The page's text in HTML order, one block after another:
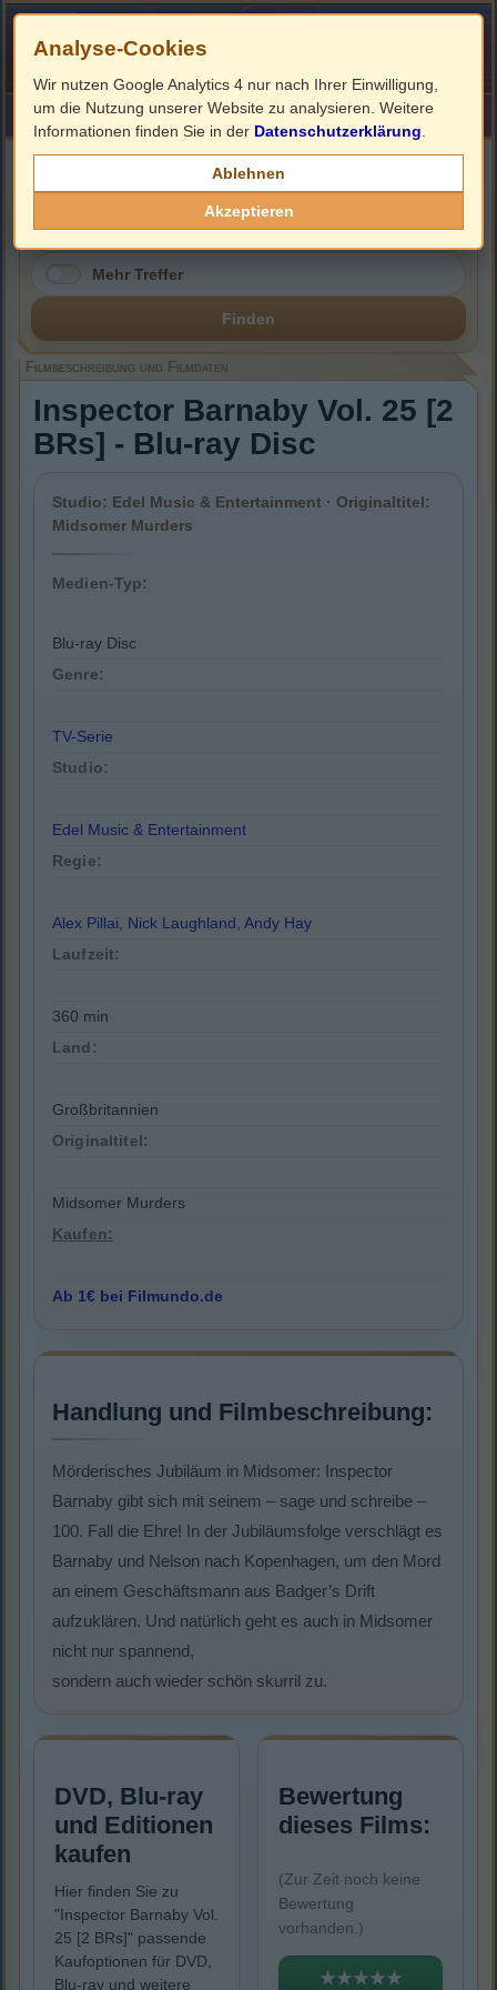
HOME ImpressumLinks
Filmbeschreibung, Cover & Blu-ray Infos
Mehr Treffer
Finden
Filmbeschreibung und Filmdaten
Inspector Barnaby Vol. 25 [2
BRs] - Blu-ray Disc
Studio: Edel Music & Entertainment · Originaltitel:
Midsomer Murders
Medien-Typ:
Blu-ray Disc
Genre:
TV-Serie
Studio:
Edel Music & Entertainment
Regie:
Alex Pillai, Nick Laughland, Andy Hay
Laufzeit:
360 min
Land:
Großbritannien
Originaltitel:
Midsomer Murders
Kaufen:
Ab 1€ bei Filmundo.de
Handlung und Filmbeschreibung:
Mörderisches Jubiläum in Midsomer: Inspector
Barnaby gibt sich mit seinem – sage und schreibe –
100. Fall die Ehre! In der Jubiläumsfolge verschlägt es
Barnaby und Nelson nach Kopenhagen, um den Mord
an einem Geschäftsmann aus Badger’s Drift
aufzuklären. Und natürlich geht es auch in Midsomer
nicht nur spannend,
sondern auch wieder schön skurril zu.
DVD, Blu-ray
und Editionen
kaufen
Hier finden Sie zu
"Inspector Barnaby Vol.
25 [2 BRs]" passende
Kaufoptionen für DVD,
Blu-ray und weitere
Bewertung
dieses Films:
(Zur Zeit noch keine
Bewertung
vorhanden.)
★★★★★
Analyse-Cookies
Wir nutzen Google Analytics 4 nur nach Ihrer Einwilligung,
um die Nutzung unserer Website zu analysieren. Weitere
Informationen finden Sie in der Datenschutzerklärung
Ablehnen
Akzeptieren